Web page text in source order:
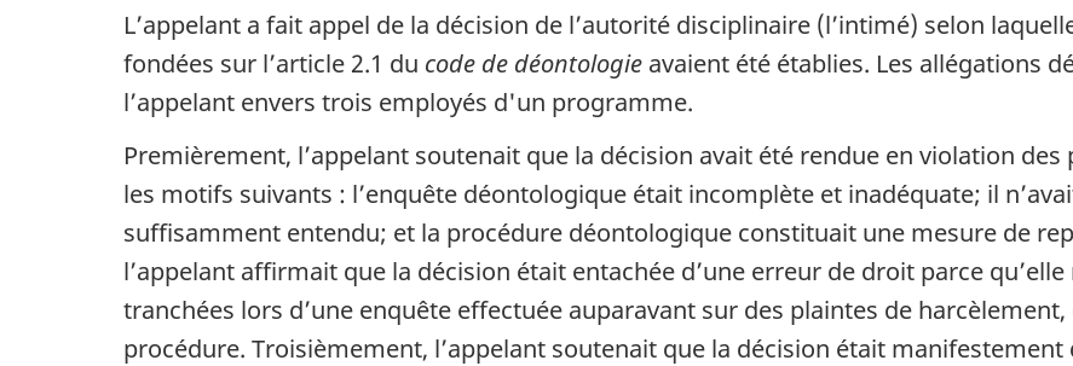
L’appelant a fait appel de la décision de l’autorité disciplinaire (l’intimé) selon
fondées sur l’article 2.1 du code de déontologie avaient été établies. Les allégations
l’appelant envers trois employés d'un programme.
Premièrement, l’appelant soutenait que la décision avait été rendue en violation
les motifs suivants : l’enquête déontologique était incomplète et inadéquate; il
suffisamment entendu; et la procédure déontologique constituait une mesure de
l’appelant affirmait que la décision était entachée d’une erreur de droit parce
tranchées lors d’une enquête effectuée auparavant sur des plaintes de
procédure. Troisièmement, l’appelant soutenait que la décision était